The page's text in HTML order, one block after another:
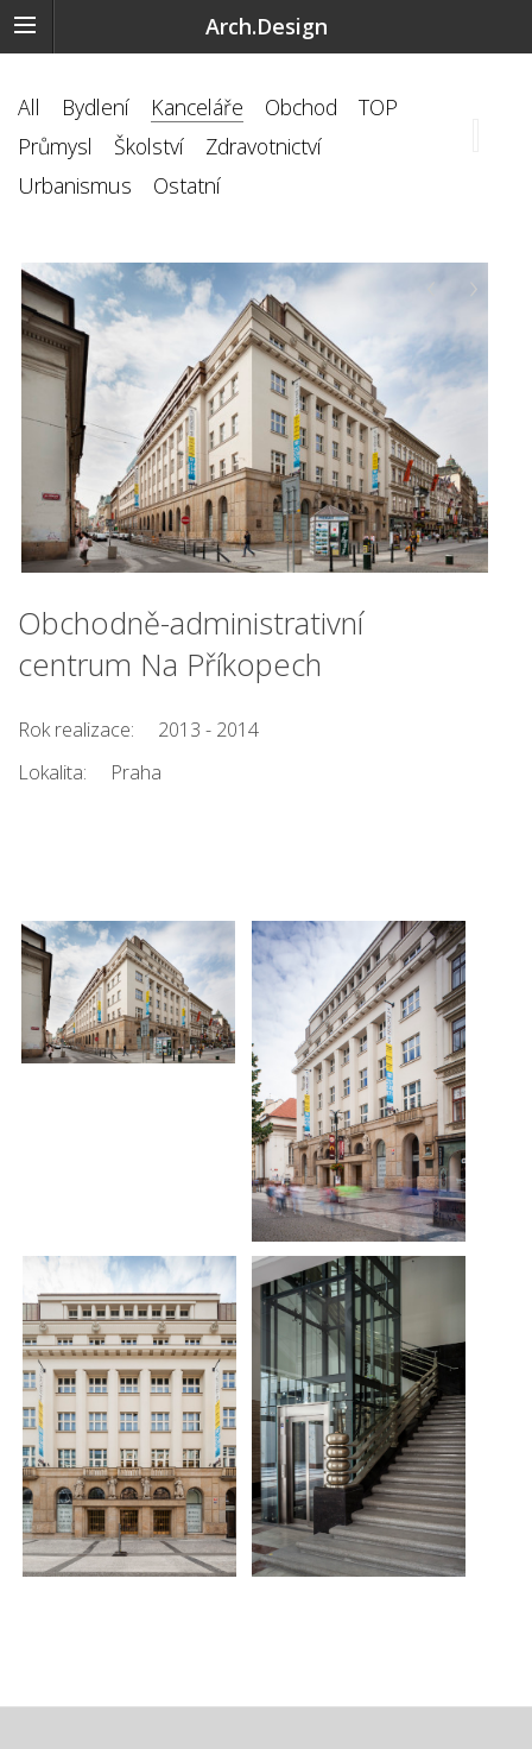
Arch.Design
All Bydlení Kanceláře Obchod
TOP
Průmysl
Školství
Zdravotnictví
Urbanismus
Ostatní
‹ ›
Obchodně-administrativní
centrum Na Příkopech
Rok realizace:
2013 - 2014
Lokalita:
Praha